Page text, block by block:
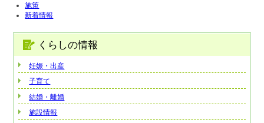
施策
新着情報
くらしの情報
妊娠・出産
子育て
結婚・離婚
施設情報